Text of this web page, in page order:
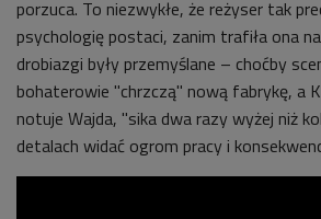
porzuca. To niezwykłe, że reżyser tak
psychologię postaci, zanim trafiła ona
drobiazgi były przemyślane – choćby
bohaterowie "chrzczą" nową fabrykę, a
notuje Wajda, "sika dwa razy wyżej niż
detalach widać ogrom pracy i